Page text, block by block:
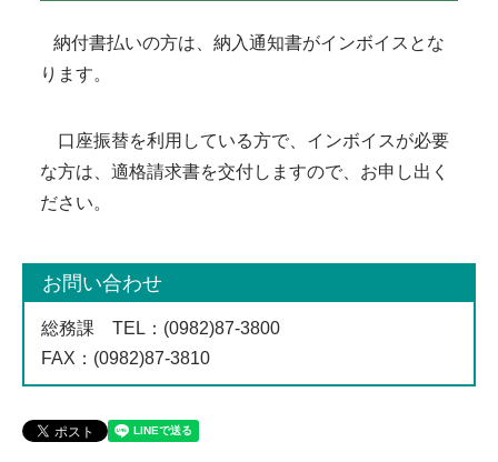
納付書払いの方は、納入通知書がインボイスとな
ります。
口座振替を利用している方で、インボイスが必要
な方は、適格請求書を交付しますので、お申し出く
ださい。
お問い合わせ
総務課 TEL ：(0982)87-3800
FAX ：(0982)87-3810